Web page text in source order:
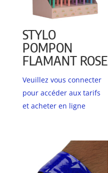
STYLO
POMPON
FLAMANT ROSE
Veuillez vous connecter
pour accéder aux tarifs
et acheter en ligne